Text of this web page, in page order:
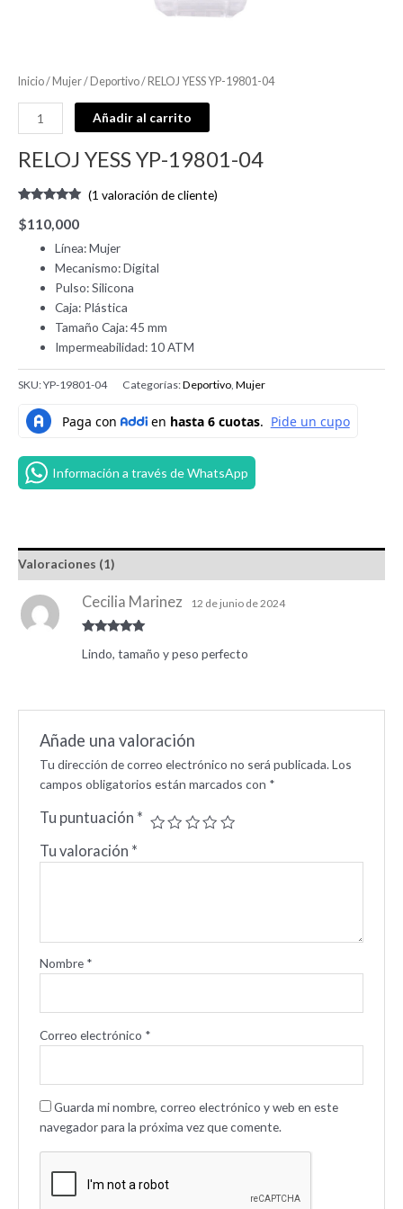
Inicio/Mujer/Deportivo/ RELOJ YESS YP-19801-04
Añadir al carrito
RELOJ YESS YP-19801-04
con 5.00de
valoración
(1 valoración de cliente)
$110,000
Línea: Mujer
Mecanismo: Digital
Pulso: Silicona
Caja: Plástica
Tamaño Caja: 45 mm
Impermeabilidad: 10 ATM
SKU:YP-19801-04 Categorías:Deportivo, Mujer
Información a través de WhatsApp
Valoraciones (1)
con5de 5
Cecilia Marinez 12 de junio de 2024
Lindo, tamaño y peso perfecto
Añade una valoración
Tu dirección de correo electrónico no será publicada. Los
campos obligatorios están marcados con *
Tu puntuación *
Tu valoración *
Nombre *
Correo electrónico *
Guarda mi nombre, correo electrónico y web en este
navegador para la próxima vez que comente.